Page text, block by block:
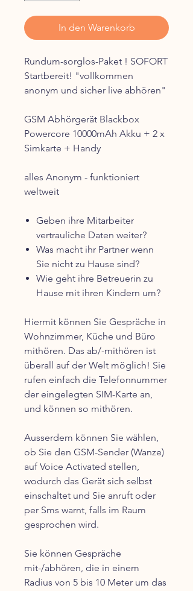
In den Warenkorb
Rundum-sorglos-Paket ! SOFORT
Startbereit! "vollkommen
anonym und sicher live abhören"
GSM Abhörgerät Blackbox
Powercore 10000mAh Akku + 2 x
Simkarte + Handy
alles Anonym - funktioniert
weltweit
Geben ihre Mitarbeiter
vertrauliche Daten weiter?
Was macht ihr Partner wenn
Sie nicht zu Hause sind?
Wie geht ihre Betreuerin zu
Hause mit ihren Kindern um?
Hiermit können Sie Gespräche in
Wohnzimmer, Küche und Büro
mithören. Das ab/-mithören ist
überall auf der Welt möglich! Sie
rufen einfach die Telefonnummer
der eingelegten SIM-Karte an,
und können so mithören.
Ausserdem können Sie wählen,
ob Sie den GSM-Sender (Wanze)
auf Voice Activated stellen,
wodurch das Gerät sich selbst
einschaltet und Sie anruft oder
per Sms warnt, falls im Raum
gesprochen wird.
Sie können Gespräche
mit-/abhören, die in einem
Radius von 5 bis 10 Meter um das